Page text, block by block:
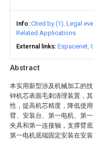
Abstract
本实用新型涉及机械加工的
钟机芯表面毛刺清理装置，
性，提高机芯精度，降低使
臂、安装台、第一电机、第
夹具和第一连接轴，支撑臂
第一电机底端固定安装在安
Info Cited by (1) Legal
Related Applications
External links Espacenet